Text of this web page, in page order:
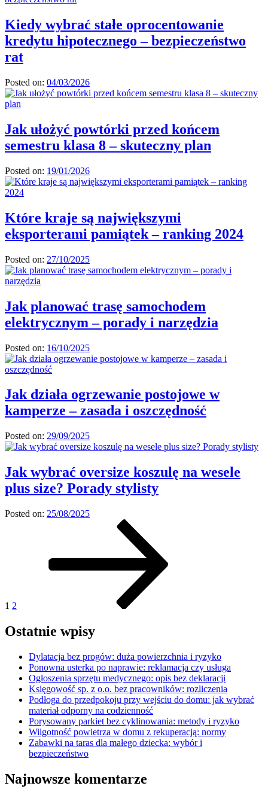
Kiedy wybrać stałe oprocentowanie
kredytu hipotecznego – bezpieczeństwo
rat
Posted on: 04/03/2026
Jak ułożyć powtórki przed końcem
semestru klasa 8 – skuteczny plan
Posted on: 19/01/2026
Które kraje są największymi
eksporterami pamiątek – ranking 2024
Posted on: 27/10/2025
Jak planować trasę samochodem
elektrycznym – porady i narzędzia
Posted on: 16/10/2025
Jak działa ogrzewanie postojowe w
kamperze – zasada i oszczędność
Posted on: 29/09/2025
Jak wybrać oversize koszulę na wesele
plus size? Porady stylisty
Posted on: 25/08/2025
1 2
Ostatnie wpisy
Dylatacja bez progów: duża powierzchnia i ryzyko
Ponowna usterka po naprawie: reklamacja czy usługa
Ogłoszenia sprzętu medycznego: opis bez deklaracji
Księgowość sp. z o.o. bez pracowników: rozliczenia
Podłoga do przedpokoju przy wejściu do domu: jak wybrać
materiał odporny na codzienność
Porysowany parkiet bez cyklinowania: metody i ryzyko
Wilgotność powietrza w domu z rekuperacją: normy
Zabawki na taras dla małego dziecka: wybór i
bezpieczeństwo
Najnowsze komentarze